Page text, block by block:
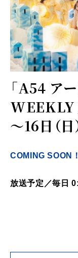
「A54 ア
WEEKLY
～16日（
COMING SOON！
放送予定／毎日